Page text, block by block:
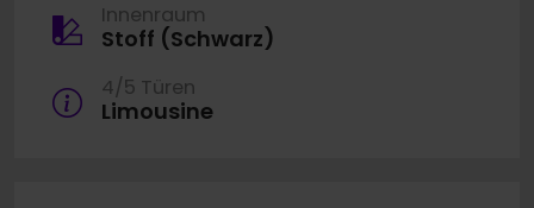
Innenraum
Stoff (Schwarz)
4/5 Türen
Limousine